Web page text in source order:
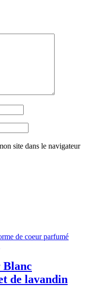
site dans le navigateur
Blanc
de lavandin